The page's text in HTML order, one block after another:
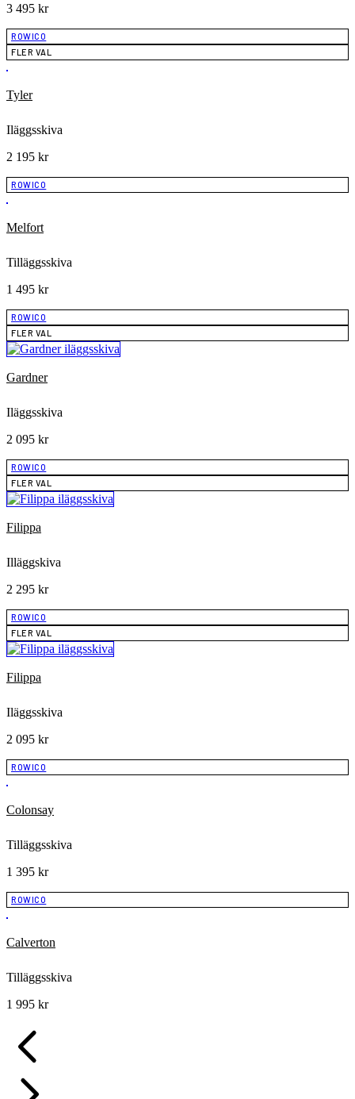
3 495 kr
ROWICO
FLER VAL
Tyler
Iläggsskiva
2 195 kr
ROWICO
Melfort
Tilläggsskiva
1 495 kr
ROWICO
FLER VAL
Gardner
Iläggsskiva
2 095 kr
ROWICO
FLER VAL
Filippa
Illäggskiva
2 295 kr
ROWICO
FLER VAL
Filippa
Iläggsskiva
2 095 kr
ROWICO
Colonsay
Tilläggsskiva
1 395 kr
ROWICO
Calverton
Tilläggsskiva
1 995 kr